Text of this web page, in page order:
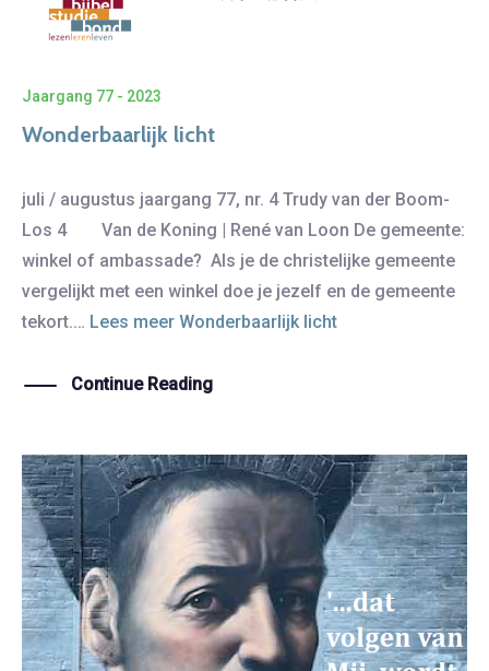
Jaargang 77 - 2023
Wonderbaarlijk licht
juli / augustus jaargang 77, nr. 4 Trudy van der Boom-
Los 4 Van de Koning | René van Loon De gemeente:
winkel of ambassade? Als je de christelijke gemeente
vergelijkt met een winkel doe je jezelf en de gemeente
tekort.… Lees meer Wonderbaarlijk licht
Continue Reading